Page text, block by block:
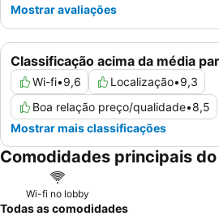
Classificação acima da média
Wi-fi•9,6 Localização•9,3
Boa relação preço/qualidade•8,5
Mostrar mais classificações
Mostrar avaliações
Comodidades principais
Wi-fi no lobby
Todas as comodidades